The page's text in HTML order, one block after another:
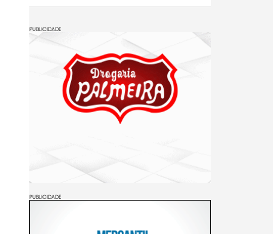
PUBLICIDADE
PUBLICIDADE